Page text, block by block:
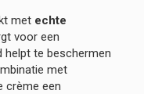
met echte
voor een
helpt te beschermen
met
crème een